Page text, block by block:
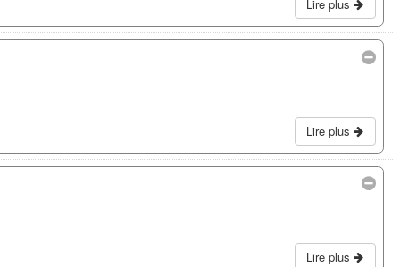
Lire plus
Lire plus
Lire plus